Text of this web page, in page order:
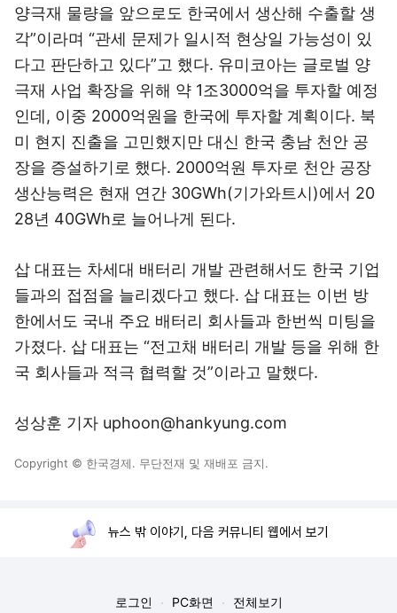
양극재 물량을 앞으로도 한국에서 생산해 수출할 생
각”이라며 “관세 문제가 일시적 현상일 가능성이 있
다고 판단하고 있다”고 했다. 유미코아는 글로벌 양
극재 사업 확장을 위해 약 1조3000억을 투자할 예정
인데, 이중 2000억원을 한국에 투자할 계획이다. 북
미 현지 진출을 고민했지만 대신 한국 충남 천안 공
장을 증설하기로 했다. 2000억원 투자로 천안 공장
생산능력은 현재 연간 30GWh(기가와트시)에서 20
28년 40GWh로 늘어나게 된다.
삽 대표는 차세대 배터리 개발 관련해서도 한국 기업
들과의 접점을 늘리겠다고 했다. 삽 대표는 이번 방
한에서도 국내 주요 배터리 회사들과 한번씩 미팅을
가졌다. 삽 대표는 “전고채 배터리 개발 등을 위해 한
국 회사들과 적극 협력할 것”이라고 말했다.
성상훈 기자 uphoon@hankyung.com
Copyright © 한국경제. 무단전재 및 재배포 금지.
뉴스 밖 이야기, 다음 커뮤니티 웹에서 보기
로그인 PC화면 전체보기